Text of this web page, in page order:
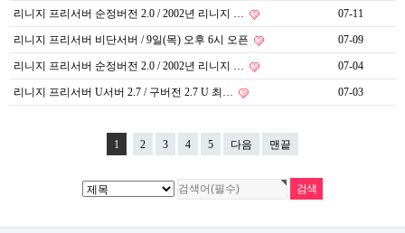
리니지 프리서버 순정버전 2.0 / 2002년 리니지 … 07-11
리니지 프리서버 비단서버 / 9일(목) 오후 6시 오픈 07-09
리니지 프리서버 순정버전 2.0 / 2002년 리니지 … 07-04
리니지 프리서버 U서버 2.7 / 구버전 2.7 U 최… 07-03
1 2 3 4 5 다음 맨끝